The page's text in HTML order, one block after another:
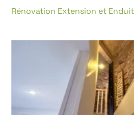
Rénovation Extension et